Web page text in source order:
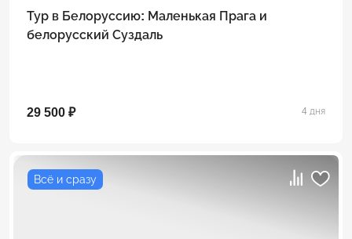
Тур в Белоруссию: Маленькая Прага и
белорусский Суздаль
29 500 ₽ 4 дня
Всё и сразу